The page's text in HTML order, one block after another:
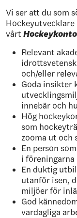
Vi ser att du som
Hockeyutvecklare
vårt
Relevant
och/eller
Goda insikter
innebär och
Hög
som
zooma ut och
En person
i föreningarna
En duktig
utanför isen,
miljöer för
God
vardagliga